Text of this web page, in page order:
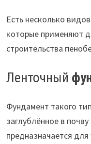
Есть несколько
которые применяют
строительства
Ленточный
Фундамент такого
заглублённое в
предназначается